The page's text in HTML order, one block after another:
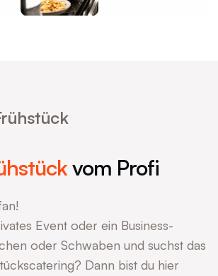
vom Profi
Event oder ein Business-
oder Schwaben und suchst das
Dann bist du hier